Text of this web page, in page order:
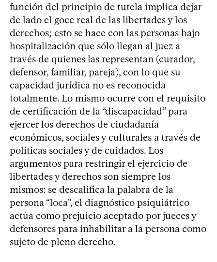
función del principio de tutela implica dejar
de lado el goce real de las libertades y los
derechos; esto se hace con las personas bajo
hospitalización que sólo llegan al juez a
través de quienes las representan (curador,
defensor, familiar, pareja), con lo que su
capacidad jurídica no es reconocida
totalmente. Lo mismo ocurre con el requisito
de certificación de la “discapacidad” para
ejercer los derechos de ciudadanía
económicos, sociales y culturales a través de
políticas sociales y de cuidados. Los
argumentos para restringir el ejercicio de
libertades y derechos son siempre los
mismos: se descalifica la palabra de la
persona “loca”, el diagnóstico psiquiátrico
actúa como prejuicio aceptado por jueces y
defensores para inhabilitar a la persona como
sujeto de pleno derecho.